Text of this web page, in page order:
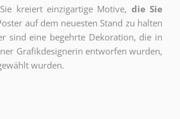
kreiert einzigartige Motive, die Sie
auf dem neuesten Stand zu halten
sind eine begehrte Dekoration, die in
Grafikdesignerin entworfen wurden,
wurden.